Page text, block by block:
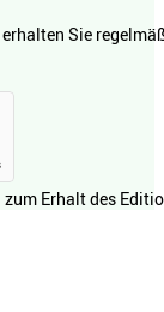
Sie
Erhalt des